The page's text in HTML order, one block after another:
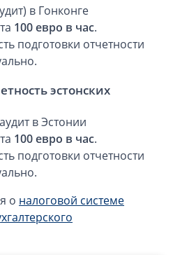
в Гонконге
100 евро в час.
подготовки отчетности
эстонских
в Эстонии
100 евро в час.
подготовки отчетности
о налоговой системе